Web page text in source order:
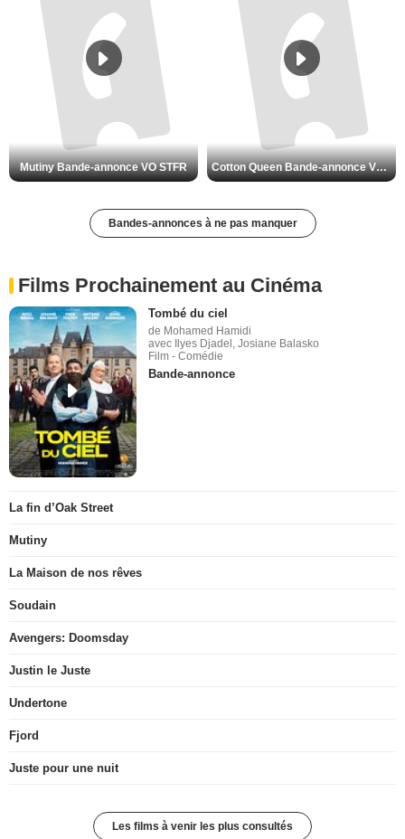
Mutiny Bande-annonce VO STFR Cotton Queen Bande-annonce VO STFR
Bandes-annonces à ne pas manquer
Films Prochainement au Cinéma
Tombé du ciel
de Mohamed Hamidi
avec Ilyes Djadel, Josiane Balasko
Film - Comédie
Bande-annonce
La fin d’Oak Street
Mutiny
La Maison de nos rêves
Soudain
Avengers: Doomsday
Justin le Juste
Undertone
Fjord
Juste pour une nuit
Les films à venir les plus consultés